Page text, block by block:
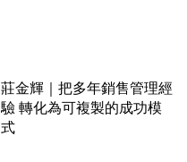
莊金輝｜把多年銷售管理經
驗 轉化為可複製的成功模
式